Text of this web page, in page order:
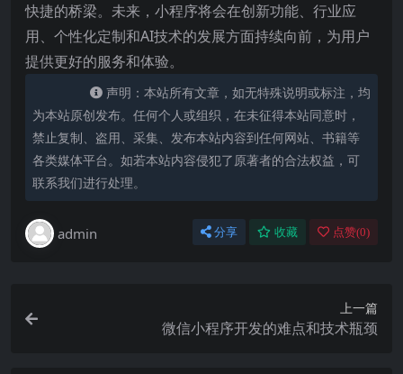
快捷的桥梁。未来，小程序将会在创新功能、行业应
用、个性化定制和AI技术的发展方面持续向前，为用户
提供更好的服务和体验。
声明：本站所有文章，如无特殊说明或标注，均
为本站原创发布。任何个人或组织，在未征得本站同意时，
禁止复制、盗用、采集、发布本站内容到任何网站、书籍等
各类媒体平台。如若本站内容侵犯了原著者的合法权益，可
联系我们进行处理。
admin 分享 收藏 点赞(0)
上一篇
微信小程序开发的难点和技术瓶颈